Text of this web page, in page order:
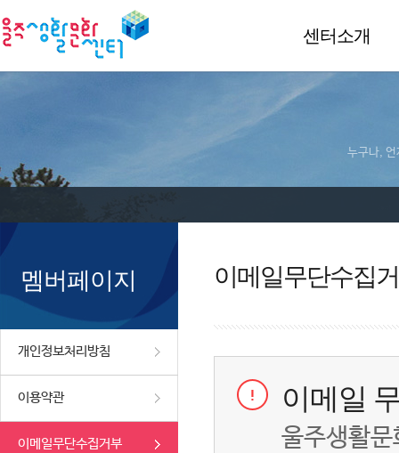
센터소개
누구나, 언
멤버페이지
개인정보처리방침
이용약관
이메일무단수집거부
이메일무단수집
이메일
울주생활